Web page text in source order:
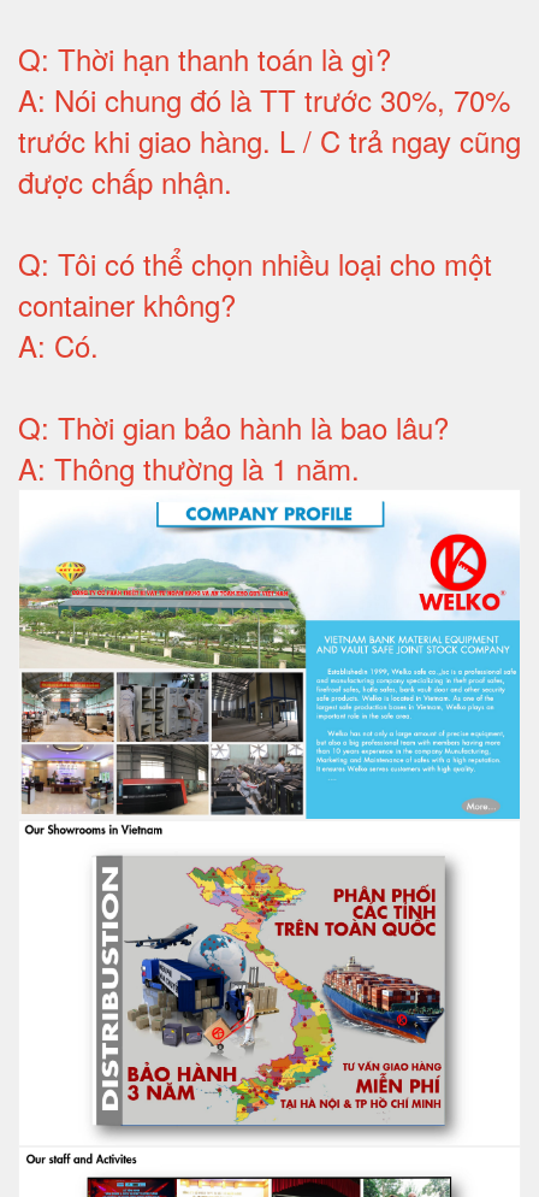
Q: Thời hạn thanh toán là gì?
A: Nói chung đó là TT trước 30%, 70%
trước khi giao hàng. L / C trả ngay cũng
được chấp nhận.
Q: Tôi có thể chọn nhiều loại cho một
container không?
A: Có.
Q: Thời gian bảo hành là bao lâu?
A: Thông thường là 1 năm.